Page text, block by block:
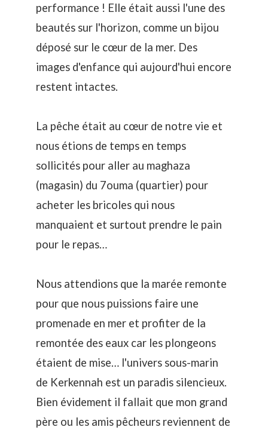
performance ! Elle était aussi l'une des
beautés sur l'horizon, comme un bijou
déposé sur le cœur de la mer. Des
images d'enfance qui aujourd'hui encore
restent intactes.
La pêche était au cœur de notre vie et
nous étions de temps en temps
sollicités pour aller au maghaza
(magasin) du 7ouma (quartier) pour
acheter les bricoles qui nous
manquaient et surtout prendre le pain
pour le repas…
Nous attendions que la marée remonte
pour que nous puissions faire une
promenade en mer et profiter de la
remontée des eaux car les plongeons
étaient de mise… l'univers sous-marin
de Kerkennah est un paradis silencieux.
Bien évidement il fallait que mon grand
père ou les amis pêcheurs reviennent de